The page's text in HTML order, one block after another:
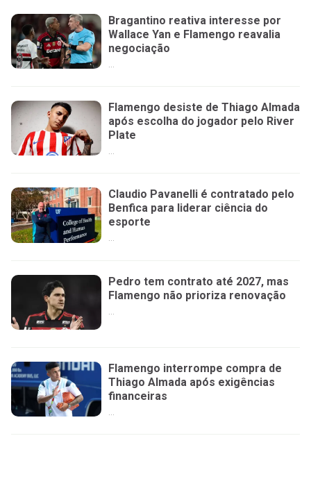
Bragantino reativa interesse por
Wallace Yan e Flamengo reavalia
negociação
...
Flamengo desiste de Thiago Almada
após escolha do jogador pelo River
Plate
...
Claudio Pavanelli é contratado pelo
Benfica para liderar ciência do
esporte
...
Pedro tem contrato até 2027, mas
Flamengo não prioriza renovação
Flamengo interrompe compra de
Thiago Almada após exigências
financeiras
...